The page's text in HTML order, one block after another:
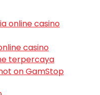
online casino
casino
terpercaya
on GamStop